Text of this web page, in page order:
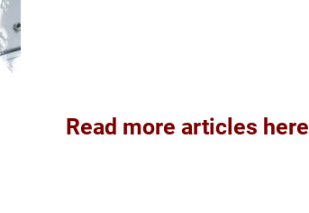
Read more articles here